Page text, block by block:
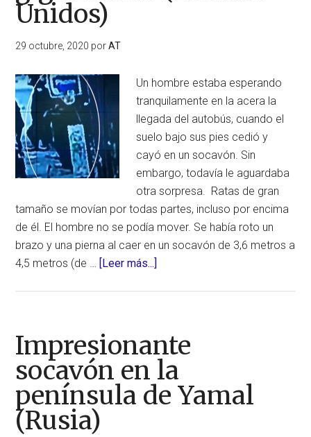
Unidos)
29 octubre, 2020 porAT
Un hombre estaba esperando
tranquilamente en la acera la
llegada del autobús, cuando el
suelo bajo sus pies cedió y
cayó en un socavón. Sin
embargo, todavía le aguardaba
otra sorpresa. Ratas de gran
tamaño se movían por todas partes, incluso por encima
de él. El hombre no se podía mover. Se había roto un
brazo y una pierna al caer en un socavón de 3,6 metros a
4,5 metros (de … [Leer más...]
cae
en
un
socavón
y
Impresionante
socavón en la
península de Yamal
(Rusia)